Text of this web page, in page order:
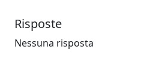
Risposte
Nessuna risposta